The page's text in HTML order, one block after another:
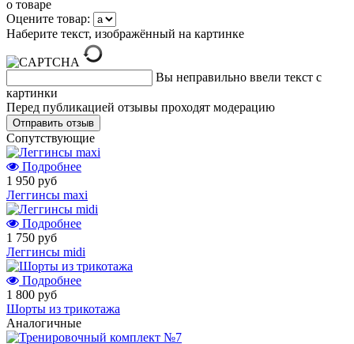
о товаре
Оцените товар:
Наберите текст, изображённый на картинке
Вы неправильно ввели текст с
картинки
Перед публикацией отзывы проходят модерацию
Cопутствующие
Подробнее
1 950 руб
Леггинсы maxi
Подробнее
1 750 руб
Леггинсы midi
Подробнее
1 800 руб
Шорты из трикотажа
Аналогичные